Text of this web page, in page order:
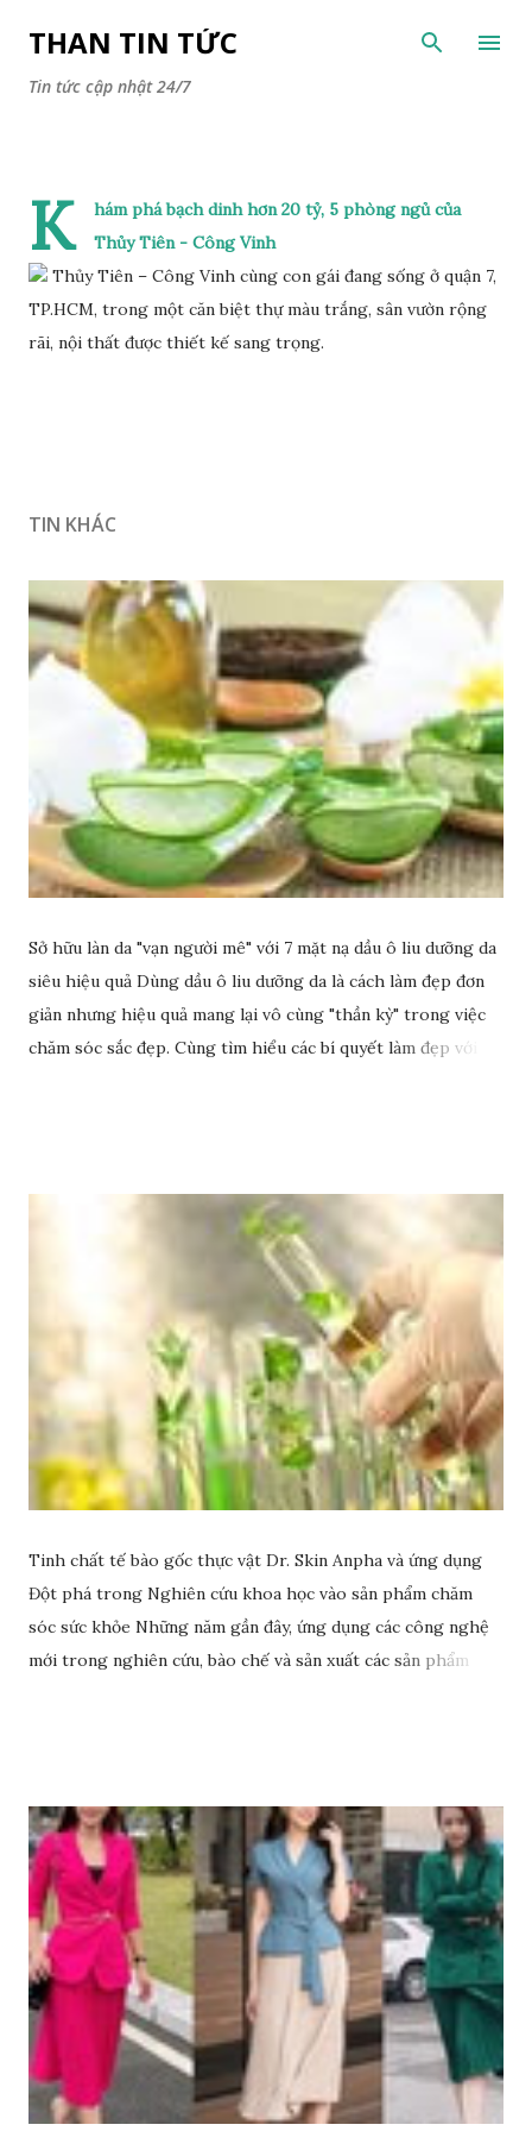
Chuyển đến nội dung chính
THAN TIN TỨC
Tin tức cập nhật 24/7
K
hám phá bạch dinh hơn 20 tỷ, 5 phòng ngủ của
Thủy Tiên - Công Vinh
Thủy Tiên – Công Vinh cùng con gái đang sống ở quận 7,
TP.HCM, trong một căn biệt thự màu trắng, sân vườn rộng
rãi, nội thất được thiết kế sang trọng.
TIN KHÁC
Sở hữu làn da "vạn người mê" với 7 mặt nạ dầu ô liu dưỡng da
siêu hiệu quả Dùng dầu ô liu dưỡng da là cách làm đẹp đơn
giản nhưng hiệu quả mang lại vô cùng "thần kỳ" trong việc
chăm sóc sắc đẹp. Cùng tìm hiểu các bí quyết làm đẹp với
Tinh chất tế bào gốc thực vật Dr. Skin Anpha và ứng dụng
Đột phá trong Nghiên cứu khoa học vào sản phẩm chăm
sóc sức khỏe Những năm gần đây, ứng dụng các công nghệ
mới trong nghiên cứu, bào chế và sản xuất các sản phẩm
tiêu biểu. Đơn vị này đã ứng dụng rất nhiều các nghiên cứu
khoa học trong việc sản xuất, phát triển các sản phẩm chăm
sóc sức khỏe và đem lại nhiều thành tựu giá trị, đặc biệt là
công nghệ tế bào gốc.